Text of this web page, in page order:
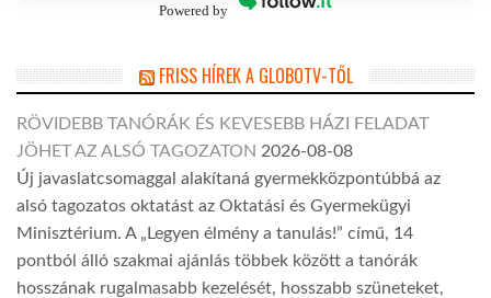
Powered by
FRISS HÍREK A GLOBOTV-TŐL
RÖVIDEBB TANÓRÁK ÉS KEVESEBB HÁZI FELADAT
JÖHET AZ ALSÓ TAGOZATON 2026-08-08
Új javaslatcsomaggal alakítaná gyermekközpontúbbá az
alsó tagozatos oktatást az Oktatási és Gyermekügyi
Minisztérium. A „Legyen élmény a tanulás!” című, 14
pontból álló szakmai ajánlás többek között a tanórák
hosszának rugalmasabb kezelését, hosszabb szüneteket,